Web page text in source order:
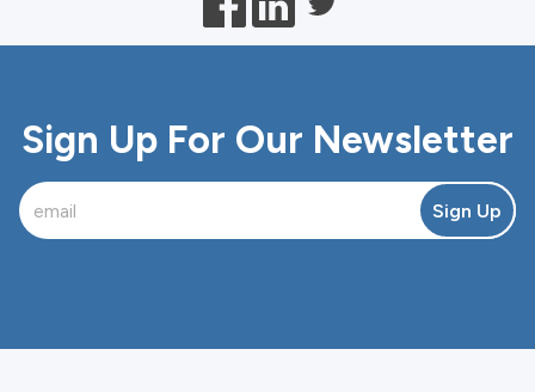
Sign Up For Our Newsletter
Sign Up